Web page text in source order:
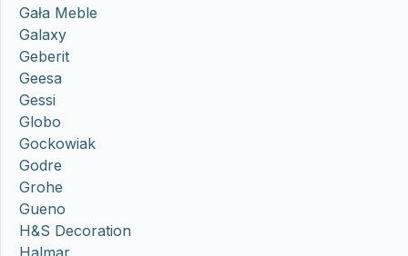
Gała Meble
Galaxy
Geberit
Geesa
Gessi
Globo
Gockowiak
Godre
Grohe
Gueno
H&S Decoration